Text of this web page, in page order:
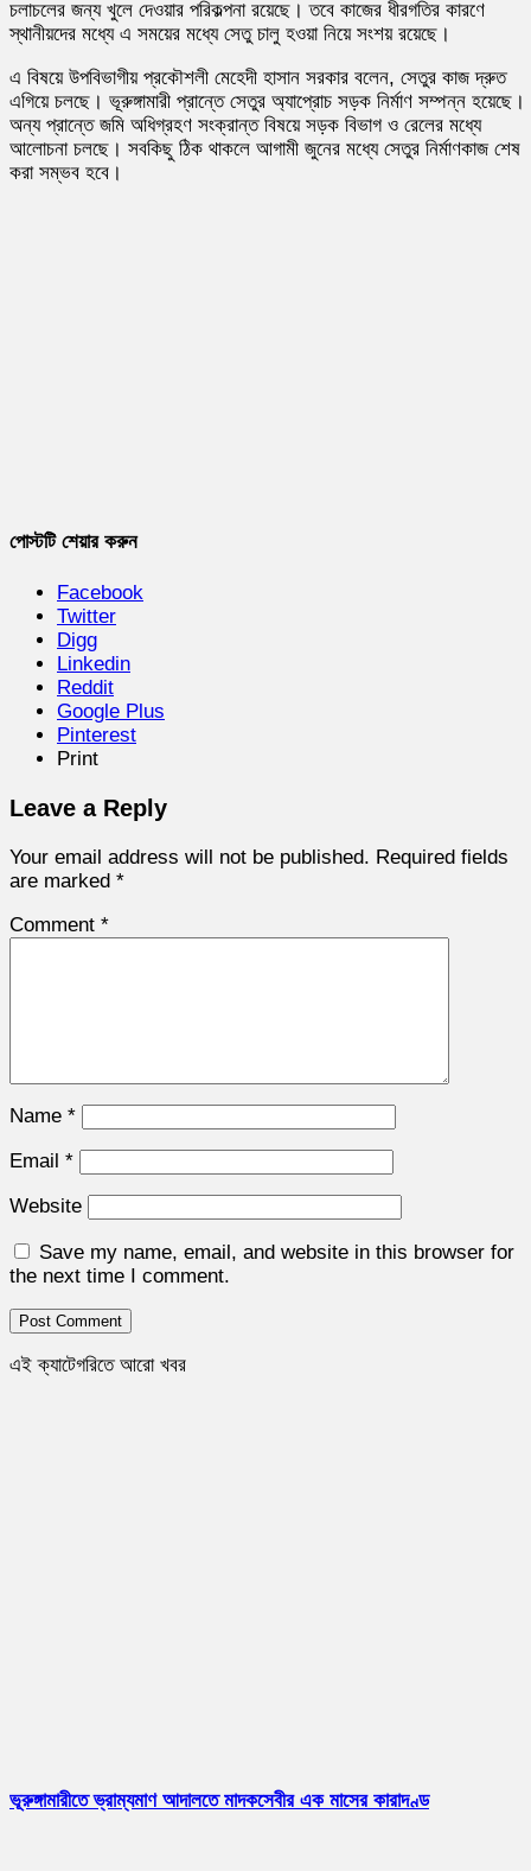
চলাচলের জন্য খুলে দেওয়ার পরিকল্পনা রয়েছে। তবে কাজের ধীরগতির কারণে
স্থানীয়দের মধ্যে এ সময়ের মধ্যে সেতু চালু হওয়া নিয়ে সংশয় রয়েছে।
এ বিষয়ে উপবিভাগীয় প্রকৌশলী মেহেদী হাসান সরকার বলেন, সেতুর কাজ দ্রুত
এগিয়ে চলছে। ভূরুঙ্গামারী প্রান্তে সেতুর অ্যাপ্রোচ সড়ক নির্মাণ সম্পন্ন হয়েছে।
অন্য প্রান্তে জমি অধিগ্রহণ সংক্রান্ত বিষয়ে সড়ক বিভাগ ও রেলের মধ্যে
আলোচনা চলছে। সবকিছু ঠিক থাকলে আগামী জুনের মধ্যে সেতুর নির্মাণকাজ শেষ
করা সম্ভব হবে।
পোস্টটি শেয়ার করুন
Facebook
Twitter
Digg
Linkedin
Reddit
Google Plus
Pinterest
Print
Leave a Reply
Your email address will not be published. Required fields
are marked *
Comment *
Name *
Email *
Website
Save my name, email, and website in this browser for
the next time I comment.
এই ক্যাটেগরিতে আরো খবর
ভূরুঙ্গামারীতে ভ্রাম্যমাণ আদালতে মাদকসেবীর এক মাসের কারাদণ্ড